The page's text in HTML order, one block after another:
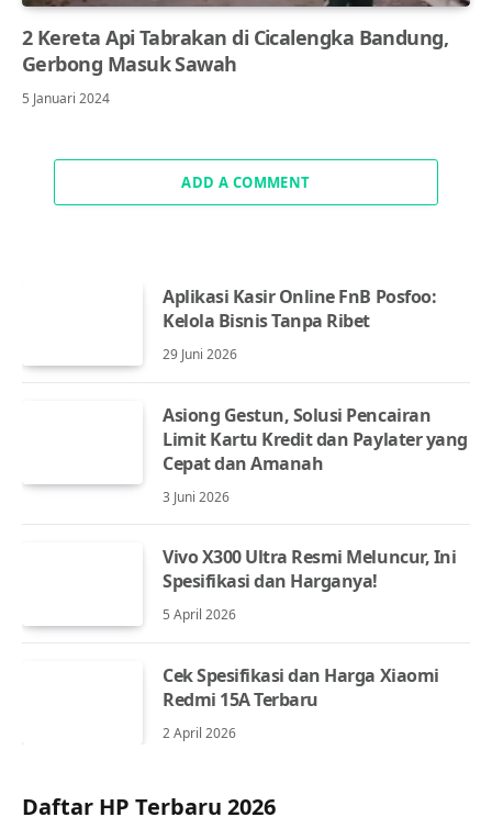
2 Kereta Api Tabrakan di Cicalengka Bandung,
Gerbong Masuk Sawah
5 Januari 2024
ADD A COMMENT
Aplikasi Kasir Online FnB Posfoo:
Kelola Bisnis Tanpa Ribet
29 Juni 2026
Asiong Gestun, Solusi Pencairan
Limit Kartu Kredit dan Paylater yang
Cepat dan Amanah
3 Juni 2026
Vivo X300 Ultra Resmi Meluncur, Ini
Spesifikasi dan Harganya!
5 April 2026
Cek Spesifikasi dan Harga Xiaomi
Redmi 15A Terbaru
2 April 2026
Daftar HP Terbaru 2026